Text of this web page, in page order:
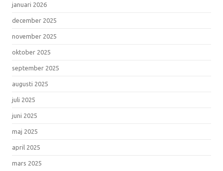
januari 2026
december 2025
november 2025
oktober 2025
september 2025
augusti 2025
juli 2025
juni 2025
maj 2025
april 2025
mars 2025